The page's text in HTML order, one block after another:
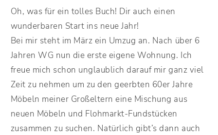
Oh, was für ein tolles Buch! Dir auch einen
wunderbaren Start ins neue Jahr!
Bei mir steht im März ein Umzug an. Nach über 6
Jahren WG nun die erste eigene Wohnung. Ich
freue mich schon unglaublich darauf mir ganz viel
Zeit zu nehmen um zu den geerbten 60er Jahre
Möbeln meiner Großeltern eine Mischung aus
neuen Möbeln und Flohmarkt-Fundstücken
zusammen zu suchen. Natürlich gibt’s dann auch